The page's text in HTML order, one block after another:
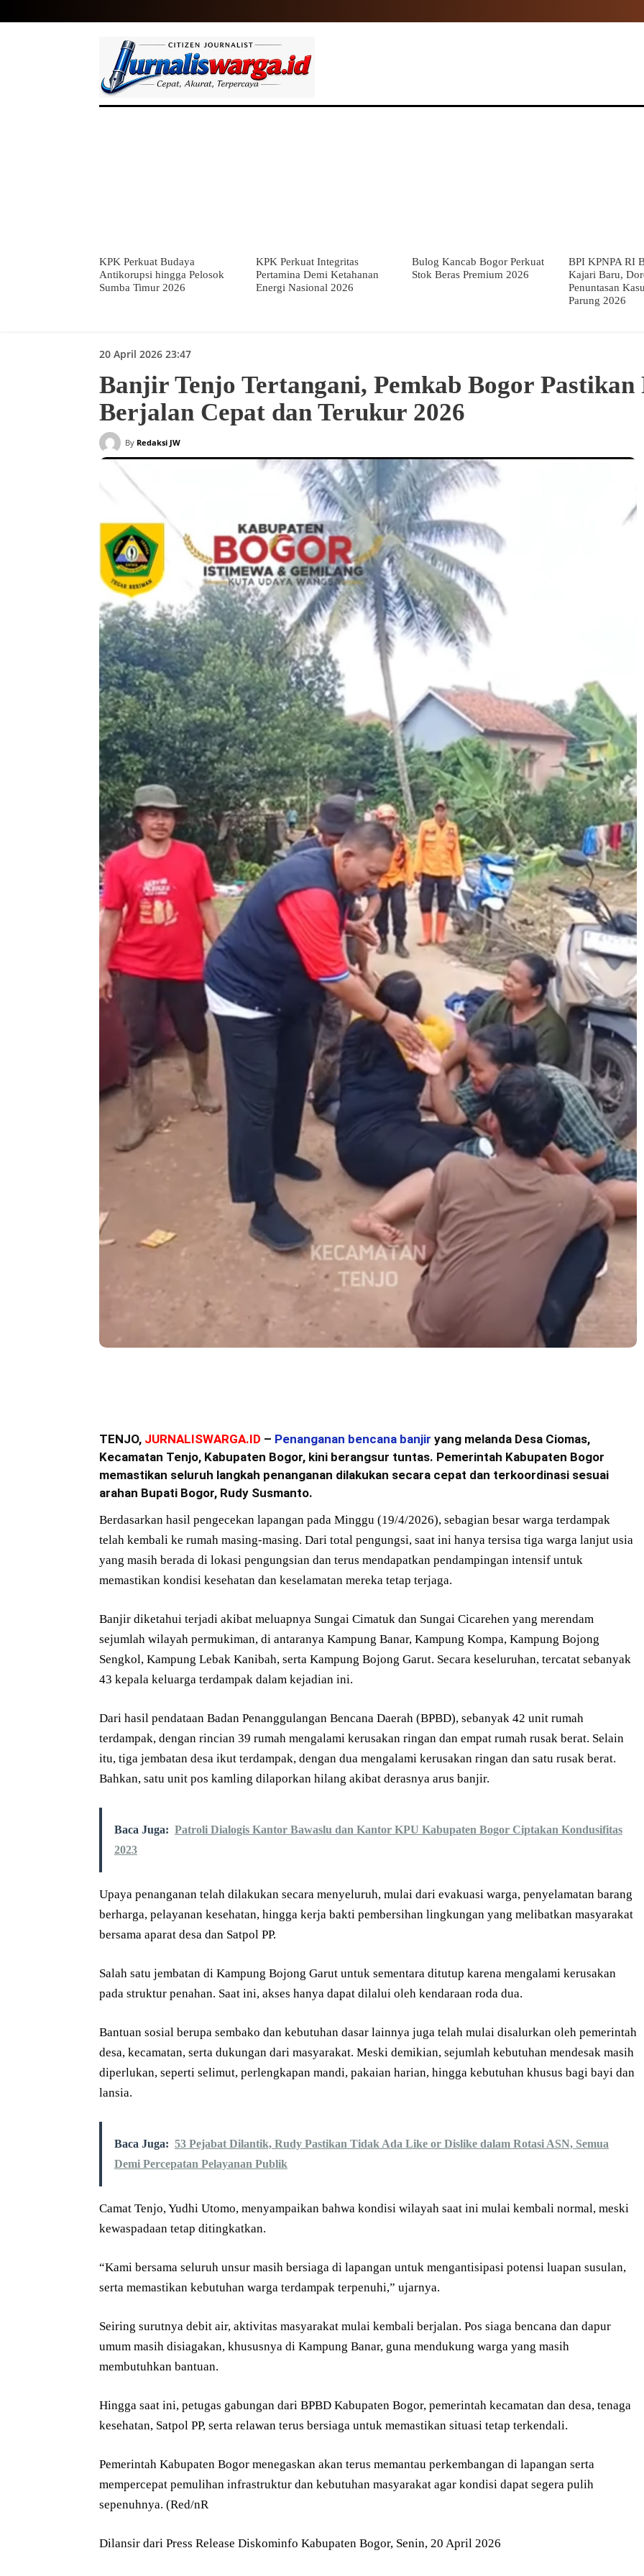
KPK Perkuat Budaya
Antikorupsi hingga Pelosok
Sumba Timur 2026
KPK Perkuat Integritas
Pertamina Demi Ketahanan
Energi Nasional 2026
Bulog Kancab Bogor Perkuat
Stok Beras Premium 2026
BPI KPNPA RI
Kajari Baru,
Penuntasan
Parung 2026
20 April 2026 23:47
Banjir Tenjo Tertangani, Pemkab Bogor Pastikan
Berjalan Cepat dan Terukur 2026
By Redaksi JW
TENJO, JURNALISWARGA.ID – Penanganan bencana banjir yang melanda Desa Ciomas,
Kecamatan Tenjo, Kabupaten Bogor, kini berangsur tuntas. Pemerintah Kabupaten Bogor
memastikan seluruh langkah penanganan dilakukan secara cepat dan terkoordinasi sesuai
arahan Bupati Bogor, Rudy Susmanto.
Berdasarkan hasil pengecekan lapangan pada Minggu (19/4/2026), sebagian besar warga terdampak
telah kembali ke rumah masing-masing. Dari total pengungsi, saat ini hanya tersisa tiga warga lanjut usia
yang masih berada di lokasi pengungsian dan terus mendapatkan pendampingan intensif untuk
memastikan kondisi kesehatan dan keselamatan mereka tetap terjaga.
Banjir diketahui terjadi akibat meluapnya Sungai Cimatuk dan Sungai Cicarehen yang merendam
sejumlah wilayah permukiman, di antaranya Kampung Banar, Kampung Kompa, Kampung Bojong
Sengkol, Kampung Lebak Kanibah, serta Kampung Bojong Garut. Secara keseluruhan, tercatat sebanyak
43 kepala keluarga terdampak dalam kejadian ini.
Dari hasil pendataan Badan Penanggulangan Bencana Daerah (BPBD), sebanyak 42 unit rumah
terdampak, dengan rincian 39 rumah mengalami kerusakan ringan dan empat rumah rusak berat. Selain
itu, tiga jembatan desa ikut terdampak, dengan dua mengalami kerusakan ringan dan satu rusak berat.
Bahkan, satu unit pos kamling dilaporkan hilang akibat derasnya arus banjir.
Baca Juga: Patroli Dialogis Kantor Bawaslu dan Kantor KPU Kabupaten Bogor Ciptakan Kondusifitas
2023
Upaya penanganan telah dilakukan secara menyeluruh, mulai dari evakuasi warga, penyelamatan barang
berharga, pelayanan kesehatan, hingga kerja bakti pembersihan lingkungan yang melibatkan masyarakat
bersama aparat desa dan Satpol PP.
Salah satu jembatan di Kampung Bojong Garut untuk sementara ditutup karena mengalami kerusakan
pada struktur penahan. Saat ini, akses hanya dapat dilalui oleh kendaraan roda dua.
Bantuan sosial berupa sembako dan kebutuhan dasar lainnya juga telah mulai disalurkan oleh pemerintah
desa, kecamatan, serta dukungan dari masyarakat. Meski demikian, sejumlah kebutuhan mendesak masih
diperlukan, seperti selimut, perlengkapan mandi, pakaian harian, hingga kebutuhan khusus bagi bayi dan
lansia.
Baca Juga: 53 Pejabat Dilantik, Rudy Pastikan Tidak Ada Like or Dislike dalam Rotasi ASN, Semua
Demi Percepatan Pelayanan Publik
Camat Tenjo, Yudhi Utomo, menyampaikan bahwa kondisi wilayah saat ini mulai kembali normal, meski
kewaspadaan tetap ditingkatkan.
“Kami bersama seluruh unsur masih bersiaga di lapangan untuk mengantisipasi potensi luapan susulan,
serta memastikan kebutuhan warga terdampak terpenuhi,” ujarnya.
Seiring surutnya debit air, aktivitas masyarakat mulai kembali berjalan. Pos siaga bencana dan dapur
umum masih disiagakan, khususnya di Kampung Banar, guna mendukung warga yang masih
membutuhkan bantuan.
Hingga saat ini, petugas gabungan dari BPBD Kabupaten Bogor, pemerintah kecamatan dan desa, tenaga
kesehatan, Satpol PP, serta relawan terus bersiaga untuk memastikan situasi tetap terkendali.
Pemerintah Kabupaten Bogor menegaskan akan terus memantau perkembangan di lapangan serta
mempercepat pemulihan infrastruktur dan kebutuhan masyarakat agar kondisi dapat segera pulih
sepenuhnya. (Red/nR
Dilansir dari Press Release Diskominfo Kabupaten Bogor, Senin, 20 April 2026